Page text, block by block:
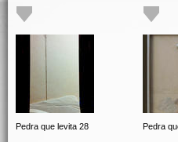
Pedra que levita 28 Pedra